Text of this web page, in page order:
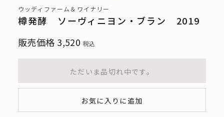
ウッディファーム＆ワイナリー
樽発酵 ソーヴィニヨン・ブラン 2019
販売価格 3,520 税込
ただいま品切れ中です。
お気に入りに追加